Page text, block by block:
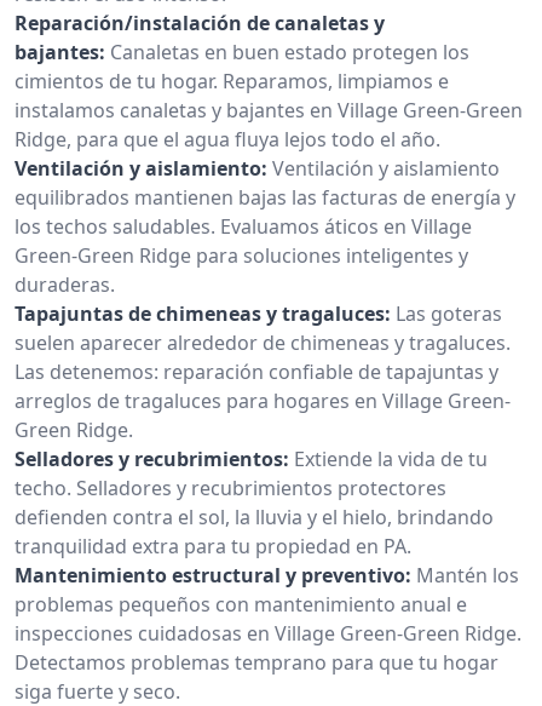
Reparación/instalación de canaletas y
bajantes: Canaletas en buen estado protegen los
cimientos de tu hogar. Reparamos, limpiamos e
instalamos canaletas y bajantes en Village Green-Green
Ridge, para que el agua fluya lejos todo el año.
Ventilación y aislamiento: Ventilación y aislamiento
equilibrados mantienen bajas las facturas de energía y
los techos saludables. Evaluamos áticos en Village
Green-Green Ridge para soluciones inteligentes y
duraderas.
Tapajuntas de chimeneas y tragaluces: Las goteras
suelen aparecer alrededor de chimeneas y tragaluces.
Las detenemos: reparación confiable de tapajuntas y
arreglos de tragaluces para hogares en Village Green-
Green Ridge.
Selladores y recubrimientos: Extiende la vida de tu
techo. Selladores y recubrimientos protectores
defienden contra el sol, la lluvia y el hielo, brindando
tranquilidad extra para tu propiedad en PA.
Mantenimiento estructural y preventivo: Mantén los
problemas pequeños con mantenimiento anual e
inspecciones cuidadosas en Village Green-Green Ridge.
Detectamos problemas temprano para que tu hogar
siga fuerte y seco.